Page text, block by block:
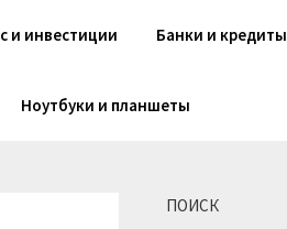
и инвестиции Банки и кредиты
Ноутбуки и планшеты
ПОИСК